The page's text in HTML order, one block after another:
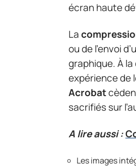
écran haute
La
ou de l’envoi
graphique. À
expérience de
Acrobat
sacrifiés sur
A lire aussi :
Les images